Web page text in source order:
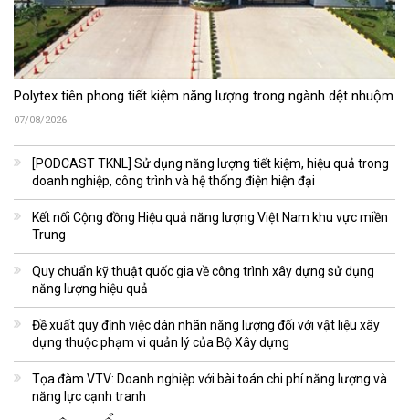
Polytex tiên phong tiết kiệm năng lượng trong ngành dệt nhuộm
07/08/2026
[PODCAST TKNL] Sử dụng năng lượng tiết kiệm, hiệu quả trong
doanh nghiệp, công trình và hệ thống điện hiện đại
Kết nối Cộng đồng Hiệu quả năng lượng Việt Nam khu vực miền
Trung
Quy chuẩn kỹ thuật quốc gia về công trình xây dựng sử dụng
năng lượng hiệu quả
Đề xuất quy định việc dán nhãn năng lượng đối với vật liệu xây
dựng thuộc phạm vi quản lý của Bộ Xây dựng
Tọa đàm VTV: Doanh nghiệp với bài toán chi phí năng lượng và
năng lực cạnh tranh